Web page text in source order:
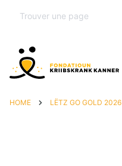
HOME LËTZ GO GOLD 2026